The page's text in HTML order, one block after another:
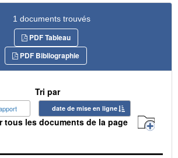
1 documents trouvés
PDF Tableau
PDF Bibliographie
Tri par
date de mise en ligne
tous les documents de la page